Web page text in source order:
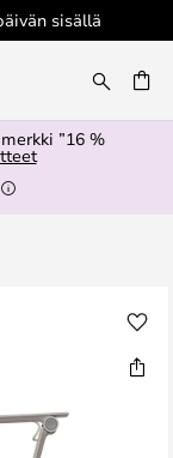
sisällä
”16 %